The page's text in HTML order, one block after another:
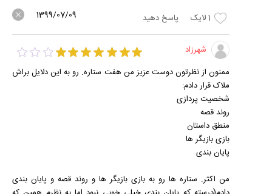
1لایک پاسخ دهید 1399/07/09
شهرزاد
ممنون از نظرتون دوست عزیز من هفت ستاره. رو به این دلایل براش
ملاک قرار دادم:
شخصیت پردازی
روند قصه
منطق داستان
بازی بازیگر ها
پایان بندی
من اکثر. ستاره ها رو به بازی بازیگر ها و روند قصه و پایان بندی